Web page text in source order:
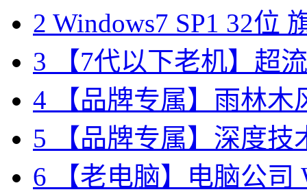
2 Windows7 SP1 32位
3 【7代以下老机】超
4 【品牌专属】雨林木
5 【品牌专属】深度技
6 【老电脑】电脑公司